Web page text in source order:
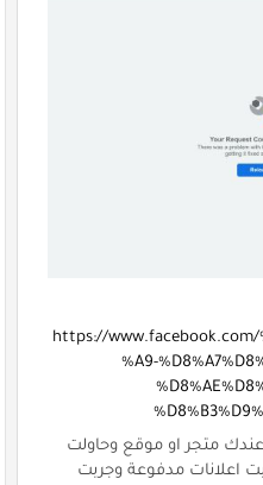
https://www.facebook.com/
%A9-
متجر او موقع وحاولت
مدفوعة وجربت